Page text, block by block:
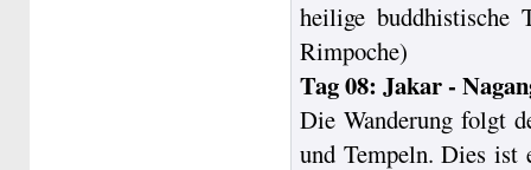
heilige buddhistische
Rimpoche)
Tag 08: Jakar -
Die Wanderung folgt
und Tempeln. Dies ist